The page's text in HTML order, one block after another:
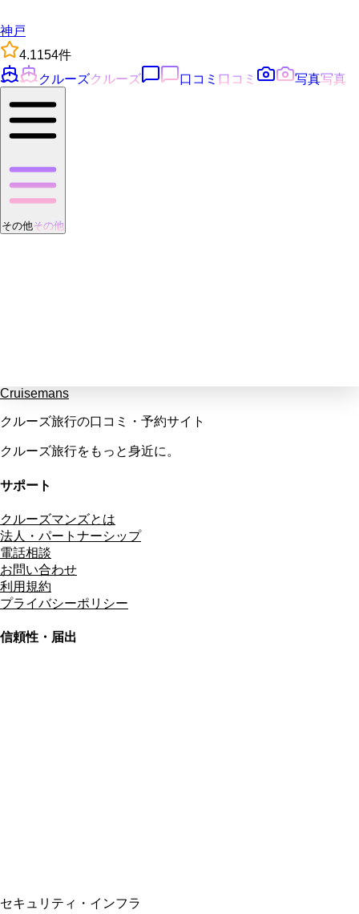
神戸
4.1154件
クルーズクルーズ 口コミ 口コミ 写真写真
その他その他
Cruisemans
クルーズ旅行の口コミ・予約サイト
クルーズ旅行をもっと身近に。
サポート
クルーズマンズとは
法人・パートナーシップ
電話相談
お問い合わせ
利用規約
プライバシーポリシー
信頼性・届出
セキュリティ・インフラ